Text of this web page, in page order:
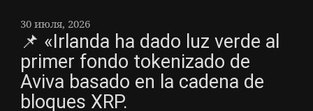
30 июля, 2026
📌 «Irlanda ha dado luz verde al
primer fondo tokenizado de
Aviva basado en la cadena de
bloques XRP.